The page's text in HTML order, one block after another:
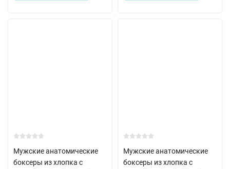
Мужские анатомические
боксеры из хлопка с
Мужские анатомические
боксеры из хлопка с